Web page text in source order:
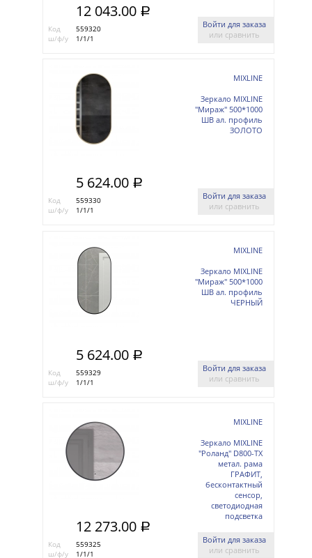
12 043.00 a
Код
559320
ш/ф/у
1/1/1
Войти для заказа
или сравнить
5 624.00 a
Код
559330
ш/ф/у
1/1/1
MIXLINE
Зеркало MIXLINE
"Мираж" 500*1000
ШВ ал. профиль
ЗОЛОТО
Войти для заказа
или сравнить
5 624.00 a
Код
559329
ш/ф/у
1/1/1
MIXLINE
Зеркало MIXLINE
"Мираж" 500*1000
ШВ ал. профиль
ЧЕРНЫЙ
Войти для заказа
или сравнить
12 273.00 a
Код
559325
ш/ф/у
1/1/1
MIXLINE
Зеркало MIXLINE
"Роланд" D800-ТХ
метал. рама
ГРАФИТ,
бесконтактный
сенсор,
светодиодная
подсветка
Войти для заказа
или сравнить